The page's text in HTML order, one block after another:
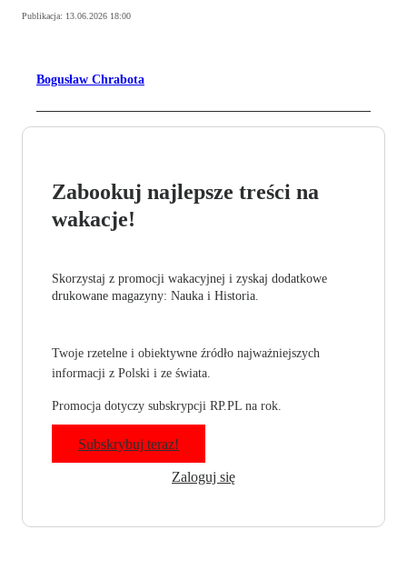
Publikacja: 13.06.2026 18:00
Bogusław Chrabota
Zabookuj najlepsze treści na
wakacje!
Skorzystaj z promocji wakacyjnej i zyskaj dodatkowe
drukowane magazyny: Nauka i Historia.
Twoje rzetelne i obiektywne źródło najważniejszych
informacji z Polski i ze świata.
Promocja dotyczy subskrypcji RP.PL na rok.
Subskrybuj teraz!
Zaloguj się